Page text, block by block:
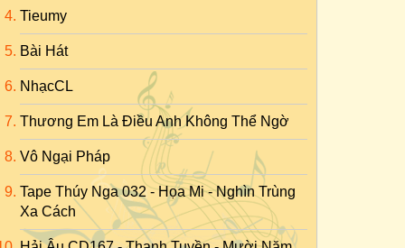
Tieumy
Bài Hát
NhạcCL
Thương Em Là Điều Anh Không Thể Ngờ
Vô Ngại Pháp
Tape Thúy Nga 032 - Họa Mi - Nghìn Trùng
Xa Cách